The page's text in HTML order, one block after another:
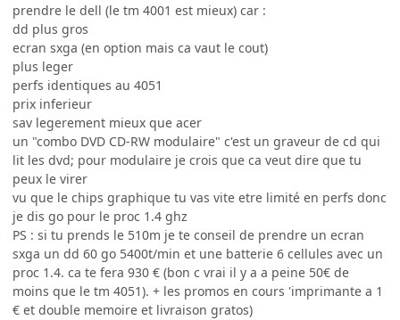
prendre le dell (le tm 4001 est mieux) car :
dd plus gros
ecran sxga (en option mais ca vaut le cout)
plus leger
perfs identiques au 4051
prix inferieur
sav legerement mieux que acer
un "combo DVD CD-RW modulaire" c'est un graveur de cd qui
lit les dvd; pour modulaire je crois que ca veut dire que tu
peux le virer
vu que le chips graphique tu vas vite etre limité en perfs donc
je dis go pour le proc 1.4 ghz
PS : si tu prends le 510m je te conseil de prendre un ecran
sxga un dd 60 go 5400t/min et une batterie 6 cellules avec un
proc 1.4. ca te fera 930 € (bon c vrai il y a a peine 50€ de
moins que le tm 4051). + les promos en cours 'imprimante a 1
€ et double memoire et livraison gratos)